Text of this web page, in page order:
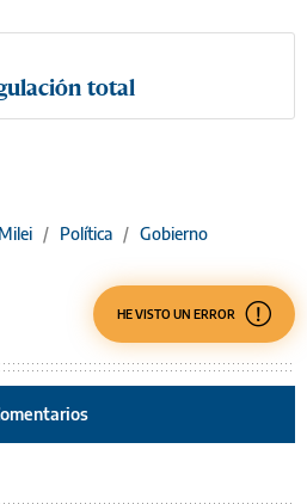
total
/ Política / Gobierno
HE VISTO UN ERROR